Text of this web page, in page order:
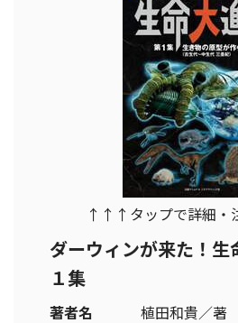
↑↑↑タップで詳細
ダーウィンが来た！
１集
著者名
植田和貴／